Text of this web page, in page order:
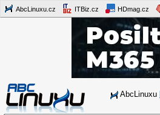
AbcLinuxu.cz ITBiz.cz HDmag.cz
AbcLinuxu